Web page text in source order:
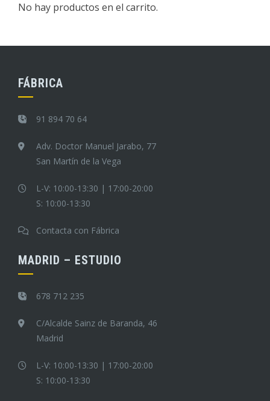
No hay productos en el carrito.
FÁBRICA
91 894 70 64
Adv. Doctor Manuel Jarabo, 77
San Martín de la Vega
L-V: 10:00-13:30 | 17:00-20:00
S: 10:00-13:30
Contacta con Fábrica
MADRID – ESTUDIO
678 712 235
C/Alcalde Sainz de Baranda, 46
Madrid
L-V: 10:00-13:30 | 17:00-20:00
S: 10:00-13:30